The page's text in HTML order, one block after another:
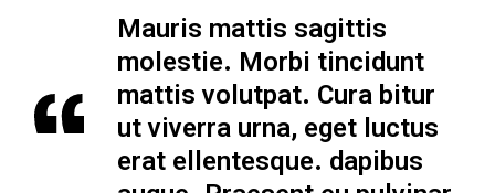
Mauris mattis sagittis
molestie. Morbi tincidunt
mattis volutpat. Cura bitur
ut viverra urna, eget luctus
erat ellentesque. dapibus